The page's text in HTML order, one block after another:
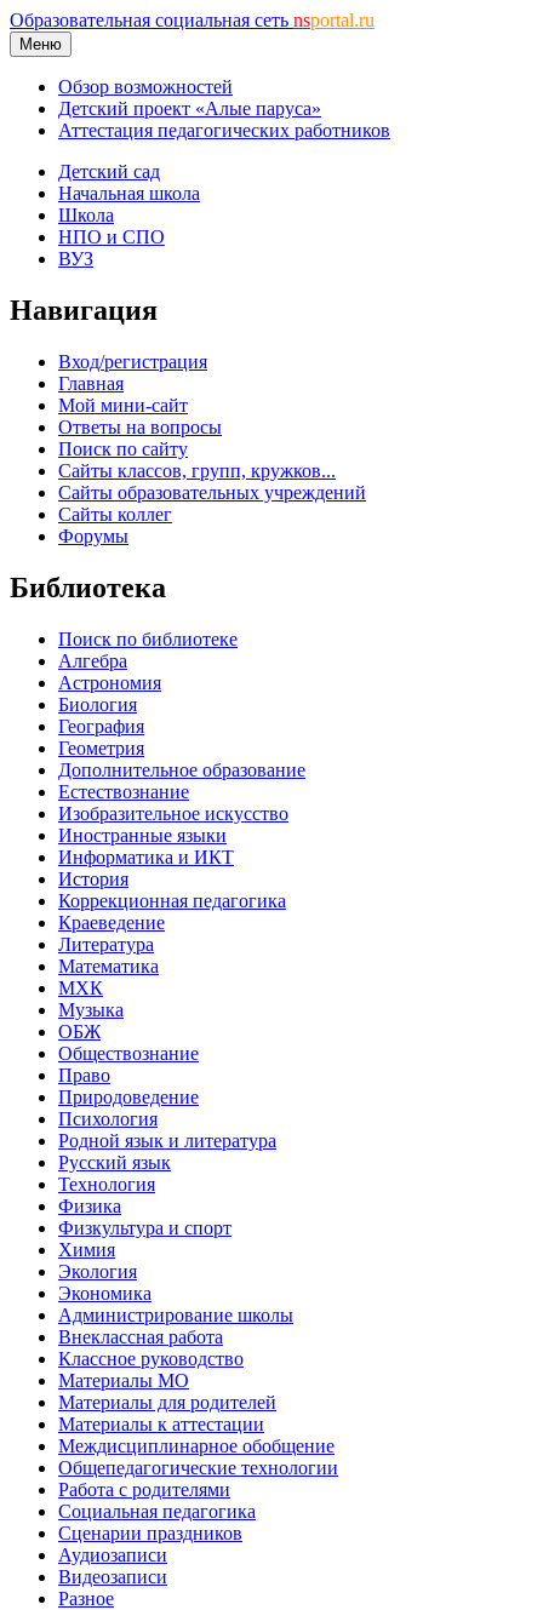
Образовательная социальная сеть nsportal.ru
Меню
Обзор возможностей
Детский проект «Алые паруса»
Аттестация педагогических работников
Детский сад
Начальная школа
Школа
НПО и СПО
ВУЗ
Навигация
Вход/регистрация
Главная
Мой мини-сайт
Ответы на вопросы
Поиск по сайту
Сайты классов, групп, кружков...
Сайты образовательных учреждений
Сайты коллег
Форумы
Библиотека
Поиск по библиотеке
Алгебра
Астрономия
Биология
География
Геометрия
Дополнительное образование
Естествознание
Изобразительное искусство
Иностранные языки
Информатика и ИКТ
История
Коррекционная педагогика
Краеведение
Литература
Математика
МХК
Музыка
ОБЖ
Обществознание
Право
Природоведение
Психология
Родной язык и литература
Русский язык
Технология
Физика
Физкультура и спорт
Химия
Экология
Экономика
Администрирование школы
Внеклассная работа
Классное руководство
Материалы МО
Материалы для родителей
Материалы к аттестации
Междисциплинарное обобщение
Общепедагогические технологии
Работа с родителями
Социальная педагогика
Сценарии праздников
Аудиозаписи
Видеозаписи
Разное